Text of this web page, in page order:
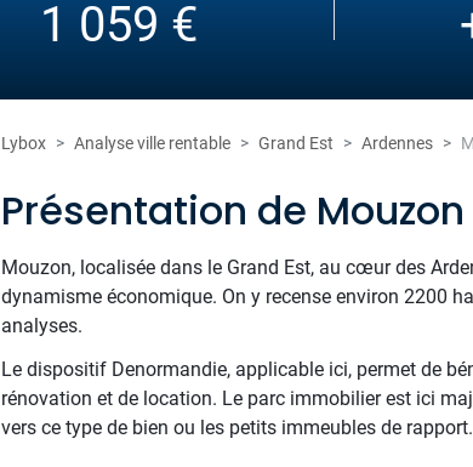
1 059 €
Lybox Analyse ville rentable Grand Est Ardennes
Présentation de Mouzon
Mouzon, localisée dans le Grand Est, au cœur des
dynamisme économique. On y recense environ 2200
analyses.
Le dispositif Denormandie, applicable ici, permet de
rénovation et de location. Le parc immobilier est ici
vers ce type de bien ou les petits immeubles de rapport.